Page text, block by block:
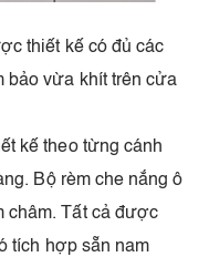
thiết kế có đủ các
bảo vừa khít trên cửa
kế theo từng cánh
Bộ rèm che nắng ô
châm. Tất cả được
tích hợp sẵn nam